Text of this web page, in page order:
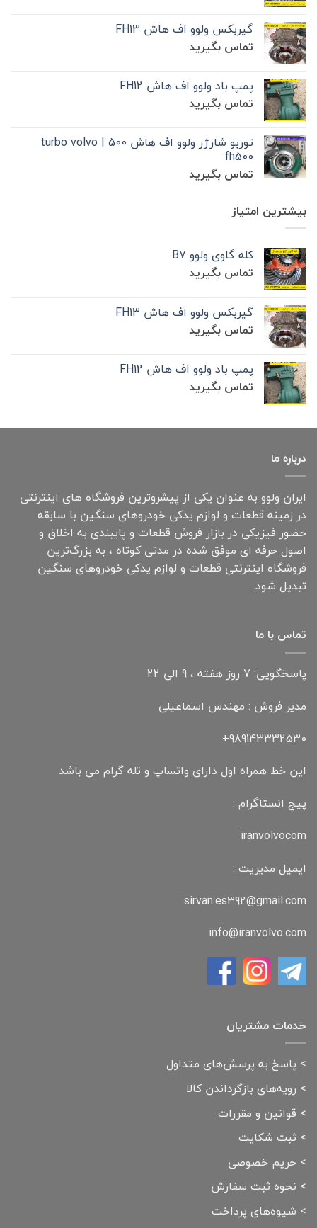
گیربکس ولوو اف هاش FH13
تماس بگیرید
پمپ باد ولوو اف هاش FH12
تماس بگیرید
توربو شارژر ولوو اف هاش 500 | turbo volvo
fh500
تماس بگیرید
بیشترین امتیاز
کله گاوی ولوو B7
تماس بگیرید
گیربکس ولوو اف هاش FH13
تماس بگیرید
پمپ باد ولوو اف هاش FH12
تماس بگیرید
درباره ما
ایران ولوو به عنوان یکی از پیشروترین فروشگاه های اینترنتی
در زمینه قطعات و لوازم یدکی خودروهای سنگین با سابقه
حضور فیزیکی در بازار فروش قطعات و پایبندی به اخلاق و
اصول حرفه ای موفق شده در مدتی کوتاه ، به بزرگ‌ترین
فروشگاه اینترنتی قطعات و لوازم یدکی خودروهای سنگین
تبدیل شود.
تماس با ما
پاسخگویی: 7 روز هفته ، 9 الی 22
مدیر فروش : مهندس اسماعیلی
989143332530+
این خط همراه اول دارای واتساپ و تله گرام می باشد
پیج انستاگرام :
iranvolvocom
ایمیل مدیریت :
sirvan.es392@gmail.com
info@iranvolvo.com
خدمات مشتریان
> پاسخ به پرسش‌های متداول
> رویه‌های بازگرداندن کالا
> قوانین و مقررات
> ثبت شکایت
> حریم خصوصی
> نحوه ثبت سفارش
> شیوه‌های پرداخت